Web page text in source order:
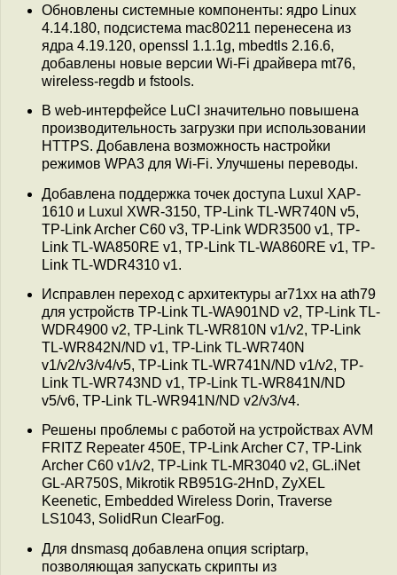
Обновлены системные компоненты: ядро Linux
4.14.180, подсистема mac80211 перенесена из
ядра 4.19.120, openssl 1.1.1g, mbedtls 2.16.6,
добавлены новые версии Wi-Fi драйвера mt76,
wireless-regdb и fstools.
В web-интерфейсе LuCI значительно повышена
производительность загрузки при использовании
HTTPS. Добавлена возможность настройки
режимов WPA3 для Wi-Fi. Улучшены переводы.
Добавлена поддержка точек доступа Luxul XAP-
1610 и Luxul XWR-3150, TP-Link TL-WR740N v5,
TP-Link Archer C60 v3, TP-Link WDR3500 v1, TP-
Link TL-WA850RE v1, TP-Link TL-WA860RE v1, TP-
Link TL-WDR4310 v1.
Исправлен переход с архитектуры ar71xx на ath79
для устройств TP-Link TL-WA901ND v2, TP-Link TL-
WDR4900 v2, TP-Link TL-WR810N v1/v2, TP-Link
TL-WR842N/ND v1, TP-Link TL-WR740N
v1/v2/v3/v4/v5, TP-Link TL-WR741N/ND v1/v2, TP-
Link TL-WR743ND v1, TP-Link TL-WR841N/ND
v5/v6, TP-Link TL-WR941N/ND v2/v3/v4.
Решены проблемы с работой на устройствах AVM
FRITZ Repeater 450E, TP-Link Archer C7, TP-Link
Archer C60 v1/v2, TP-Link TL-MR3040 v2, GL.iNet
GL-AR750S, Mikrotik RB951G-2HnD, ZyXEL
Keenetic, Embedded Wireless Dorin, Traverse
LS1043, SolidRun ClearFog.
Для dnsmasq добавлена опция scriptarp,
позволяющая запускать скрипты из